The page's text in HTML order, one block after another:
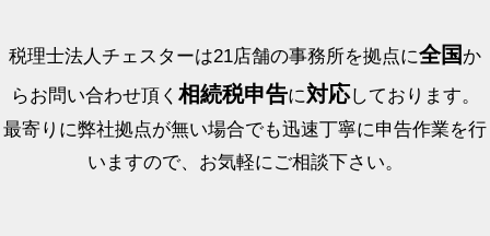
税理士法人チェスターは21店舗の事務所を拠点に全国 か
らお問い合わせ頂く 相続税申告に対応しております。
最寄りに弊社拠点が無い場合でも迅速丁寧に申告作業を行
いますので、お気軽にご相談下さい。